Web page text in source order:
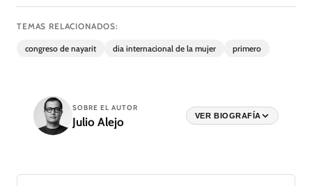
TEMAS RELACIONADOS:
congreso de nayarit dia internacional de la mujer primero
SOBRE EL AUTOR
Julio Alejo VER BIOGRAFÍA